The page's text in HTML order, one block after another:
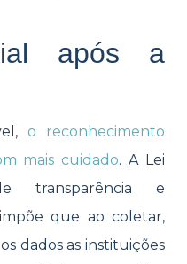
após a
o reconhecimento
mais cuidado. A Lei
transparência e
que ao coletar,
dados as instituições